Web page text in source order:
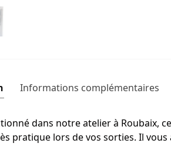
Informations complémentaires
dans notre atelier à Roubaix,
pratique lors de vos sorties. Il